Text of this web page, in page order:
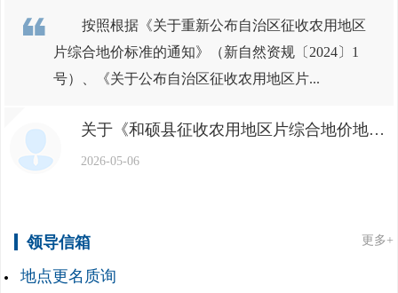
按照根据《关于重新公布自治区征收农用地区
片综合地价标准的通知》（新自然资规〔2024〕1
号）、《关于公布自治区征收农用地区片...
关于《和硕县征收农用地区片综合地价地类调节系数完善报告》公示意见征求稿
2026-05-06
领导信箱 更多+
地点更名质询